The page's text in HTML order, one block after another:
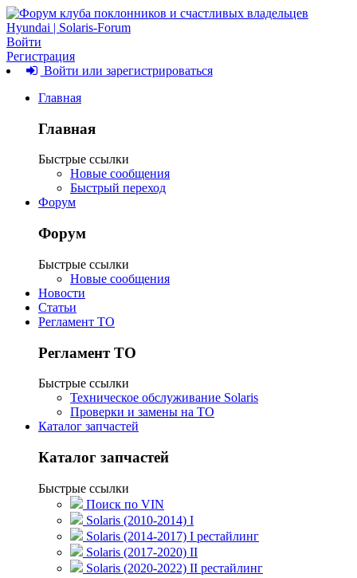
Войти
Регистрация
Войти или зарегистрироваться
Главная
Главная
Быстрые ссылки
Новые сообщения
Быстрый переход
Форум
Форум
Быстрые ссылки
Новые сообщения
Новости
Статьи
Регламент ТО
Регламент ТО
Быстрые ссылки
Техническое обслуживание Solaris
Проверки и замены на ТО
Каталог запчастей
Каталог запчастей
Быстрые ссылки
Поиск по VIN
Solaris (2010-2014) I
Solaris (2014-2017) I рестайлинг
Solaris (2017-2020) II
Solaris (2020-2022) II рестайлинг